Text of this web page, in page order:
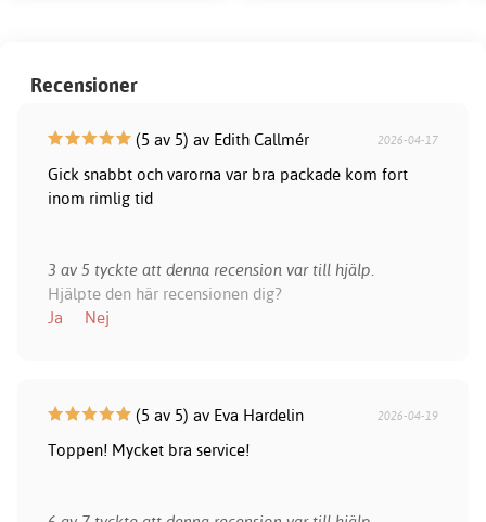
Recensioner
(5 av 5) av Edith Callmér 2026-04-17
Gick snabbt och varorna var bra packade kom fort
inom rimlig tid
3 av 5 tyckte att denna recension var till hjälp.
Hjälpte den här recensionen dig?
Ja
Nej
(5 av 5) av Eva Hardelin 2026-04-19
Toppen! Mycket bra service!